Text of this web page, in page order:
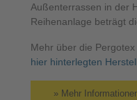
Außenterrassen in der
Reihenanlage beträgt
Mehr über die
hier hinterlegten
» Mehr